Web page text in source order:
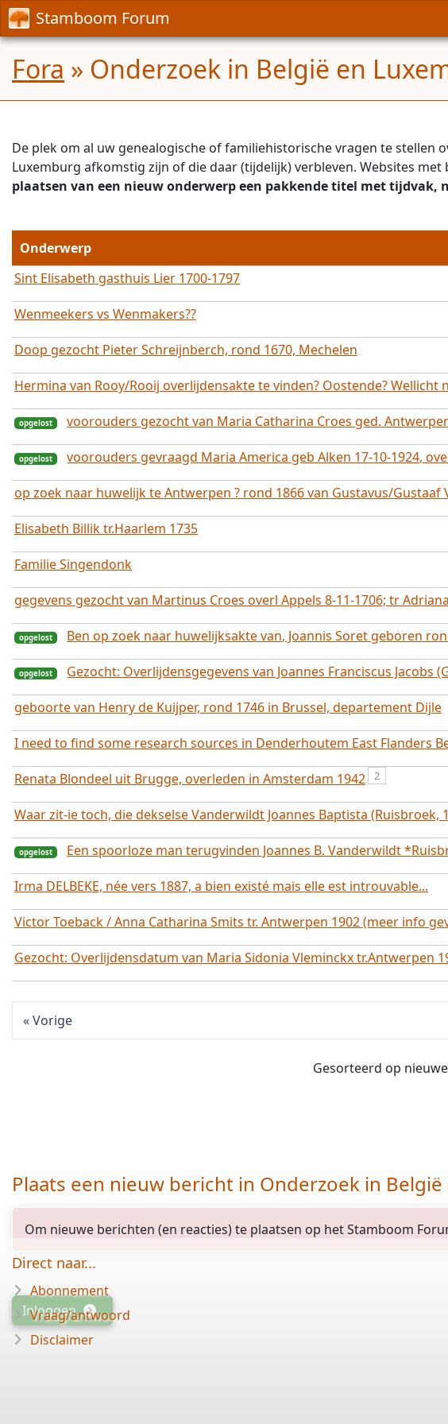
Stamboom Forum
Fora » Onderzoek in België en
De plek om al uw genealogische of familiehistorische vragen te
Luxemburg afkomstig zijn of die daar (tijdelijk) verbleven. Websites
plaatsen van een nieuw onderwerp een pakkende titel met tijdvak,
Onderwerp
Sint Elisabeth gasthuis Lier 1700-1797
Wenmeekers vs Wenmakers??
Doop gezocht Pieter Schreijnberch, rond 1670, Mechelen
Hermina van Rooy/Rooij overlijdensakte te vinden? Oostende? Wellicht
opgelost
voorouders gezocht van Maria Catharina Croes ged.
opgelost
voorouders gevraagd Maria America geb Alken 17-10-1924,
op zoek naar huwelijk te Antwerpen ? rond 1866 van Gustavus/Gustaaf
Elisabeth Billik tr.Haarlem 1735
Familie Singendonk
gegevens gezocht van Martinus Croes overl Appels 8-11-1706; tr
Ben op zoek naar huwelijksakte van, Joannis Soret geboren
opgelost
Gezocht: Overlijdensgegevens van Joannes Franciscus Jacobs
geboorte van Henry de Kuijper, rond 1746 in Brussel, departement Dijle
I need to find some research sources in Denderhoutem East Flanders
Renata Blondeel uit Brugge, overleden in Amsterdam 1942
2
Waar zit-ie toch, die dekselse Vanderwildt Joannes Baptista
Een spoorloze man terugvinden Joannes B. Vanderwildt
Irma DELBEKE, née vers 1887, a bien existé mais elle est introuvable...
Victor Toeback / Anna Catharina Smits tr. Antwerpen 1902 (meer info
Gezocht: Overlijdensdatum van Maria Sidonia Vleminckx tr.Antwerpen
Vorige
Gesorteerd op nieuwe
Plaats een nieuw bericht in Onderzoek in
Om nieuwe berichten (en reacties) te plaatsen op het Stamboom
Inloggen
Direct naar...
Abonnement
Vraag/antwoord
Disclaimer